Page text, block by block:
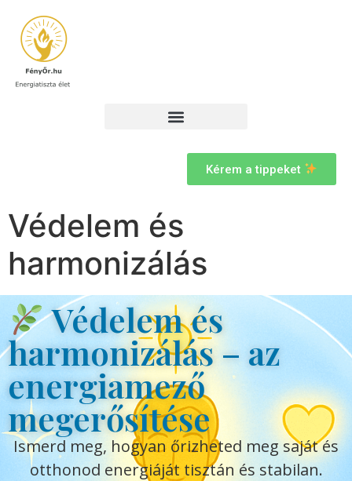
Kérem a tippeket
Védelem és
harmonizálás
Védelem és
harmonizálás – az
energiamező
megerősítése
Ismerd meg, hogyan őrizheted meg saját és
otthonod energiáját tisztán és stabilan.